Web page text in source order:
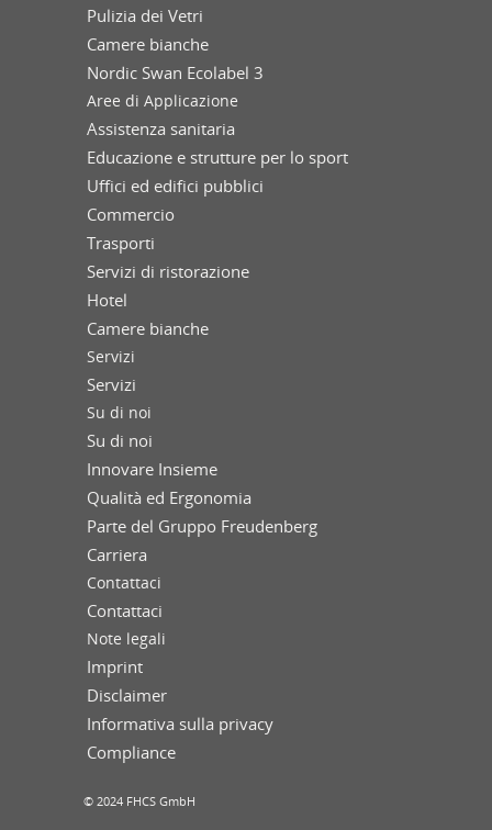
Pulizia dei Vetri
Camere bianche
Nordic Swan Ecolabel 3
Aree di Applicazione
Assistenza sanitaria
Educazione e strutture per lo sport
Uffici ed edifici pubblici
Commercio
Trasporti
Servizi di ristorazione
Hotel
Camere bianche
Servizi
Servizi
Su di noi
Su di noi
Innovare Insieme
Qualità ed Ergonomia
Parte del Gruppo Freudenberg
Carriera
Contattaci
Contattaci
Note legali
Imprint
Disclaimer
Informativa sulla privacy
Compliance
© 2024 FHCS GmbH